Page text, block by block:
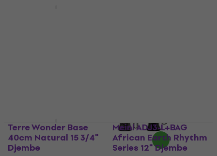
Terre Wonder Base
40cm Natural 15 3/4"
Djembe
Meinl ADJ3-L+BAG
African Earth Rhythm
Series 12" Djembe